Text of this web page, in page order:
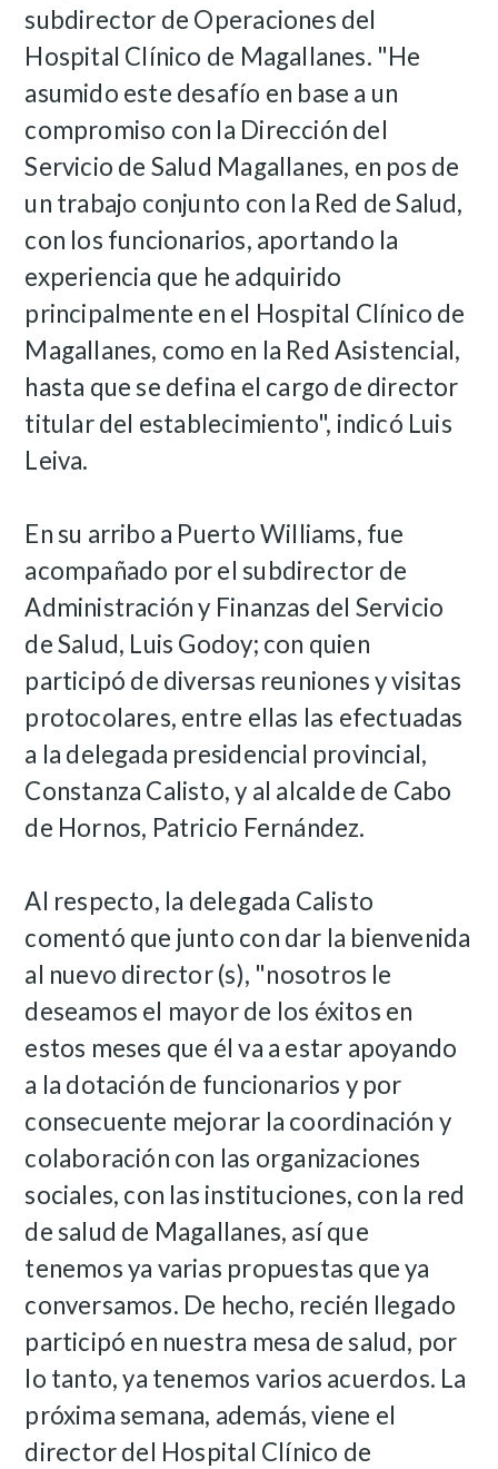
subdirector de Operaciones del
Hospital Clínico de Magallanes. "He
asumido este desafío en base a un
compromiso con la Dirección del
Servicio de Salud Magallanes, en pos de
un trabajo conjunto con la Red de Salud,
con los funcionarios, aportando la
experiencia que he adquirido
principalmente en el Hospital Clínico de
Magallanes, como en la Red Asistencial,
hasta que se defina el cargo de director
titular del establecimiento", indicó Luis
Leiva.
En su arribo a Puerto Williams, fue
acompañado por el subdirector de
Administración y Finanzas del Servicio
de Salud, Luis Godoy; con quien
participó de diversas reuniones y visitas
protocolares, entre ellas las efectuadas
a la delegada presidencial provincial,
Constanza Calisto, y al alcalde de Cabo
de Hornos, Patricio Fernández.
Al respecto, la delegada Calisto
comentó que junto con dar la bienvenida
al nuevo director (s), "nosotros le
deseamos el mayor de los éxitos en
estos meses que él va a estar apoyando
a la dotación de funcionarios y por
consecuente mejorar la coordinación y
colaboración con las organizaciones
sociales, con las instituciones, con la red
de salud de Magallanes, así que
tenemos ya varias propuestas que ya
conversamos. De hecho, recién llegado
participó en nuestra mesa de salud, por
lo tanto, ya tenemos varios acuerdos. La
próxima semana, además, viene el
director del Hospital Clínico de